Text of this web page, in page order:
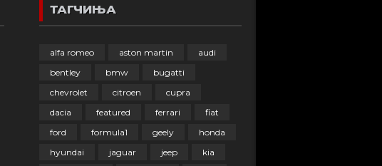
ТАГЧИЊА
alfa romeo aston martin
audi
bentley
bmw
bugatti
chevrolet
citroen
cupra
dacia
featured ferrari
fiat
ford
formula1 geely
honda
hyundai
jaguar jeep
kia